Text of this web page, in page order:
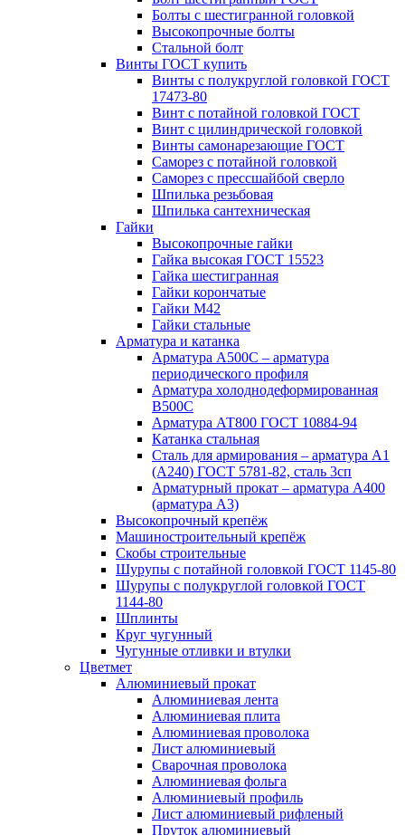
Болты с шестигранной головкой
Высокопрочные болты
Стальной болт
Винты ГОСТ купить
Винты с полукруглой головкой ГОСТ
17473-80
Винт с потайной головкой ГОСТ
Винт с цилиндрической головкой
Винты самонарезающие ГОСТ
Саморез с потайной головкой
Саморез с прессшайбой сверло
Шпилька резьбовая
Шпилька сантехническая
Гайки
Высокопрочные гайки
Гайка высокая ГОСТ 15523
Гайка шестигранная
Гайки корончатые
Гайки М42
Гайки стальные
Арматура и катанка
Арматура А500С – арматура
периодического профиля
Арматура холоднодеформированная
В500С
Арматура АТ800 ГОСТ 10884-94
Катанка стальная
Сталь для армирования – арматура А1
(А240) ГОСТ 5781-82, сталь 3сп
Арматурный прокат – арматура А400
(арматура А3)
Высокопрочный крепёж
Машиностроительный крепёж
Скобы строительные
Шурупы с потайной головкой ГОСТ 1145-80
Шурупы с полукруглой головкой ГОСТ
1144-80
Шплинты
Круг чугунный
Чугунные отливки и втулки
Цветмет
Алюминиевый прокат
Алюминиевая лента
Алюминиевая плита
Алюминиевая проволока
Лист алюминиевый
Сварочная проволока
Алюминиевая фольга
Алюминиевый профиль
Лист алюминиевый рифленый
Пруток алюминиевый